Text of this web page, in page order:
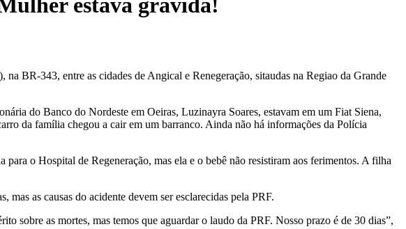
estava grávida!
BR-343, entre as cidades de Angical e Renegeração, sitaudas na Regiao da Grande
do Banco do Nordeste em Oeiras, Luzinayra Soares, estavam em um Fiat Siena,
da família chegou a cair em um barranco. Ainda não há informações da Polícia
o Hospital de Regeneração, mas ela e o bebê não resistiram aos ferimentos. A filha
as causas do acidente devem ser esclarecidas pela PRF.
sobre as mortes, mas temos que aguardar o laudo da PRF. Nosso prazo é de 30 dias”,